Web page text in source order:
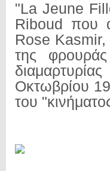
"La Jeune
Riboud που
Rose Kasmir,
της
Οκτωβρίου
του